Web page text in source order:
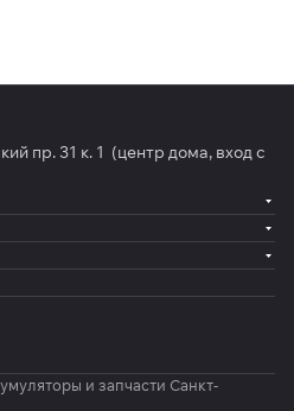
пр. 31 к. 1 (центр дома, вход с
и запчасти Санкт-